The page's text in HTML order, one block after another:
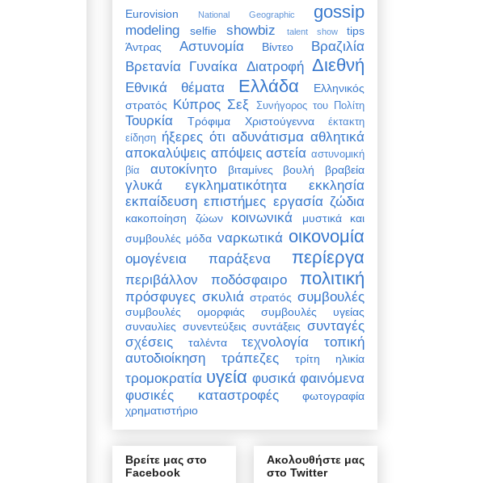
Eurovision National Geographic gossip
modeling selfie showbiz talent show
tips
Άντρας
Αστυνομία Βίντεο
Βραζιλία
Βρετανία Γυναίκα Διατροφή Διεθνή
Εθνικά θέματα Ελλάδα
Ελληνικός
στρατός Κύπρος Σεξ Συνήγορος του Πολίτη
Τουρκία Τρόφιμα Χριστούγεννα
έκτακτη
είδηση ήξερες ότι αδυνάτισμα αθλητικά
αποκαλύψεις απόψεις αστεία αστυνομική
βία
αυτοκίνητο βιταμίνες βουλή βραβεία
γλυκά εγκληματικότητα
εκκλησία
εκπαίδευση επιστήμες εργασία ζώδια
κακοποίηση ζώων κοινωνικά
μυστικά και
συμβουλές μόδα ναρκωτικά οικονομία
ομογένεια παράξενα περίεργα
περιβάλλον ποδόσφαιρο πολιτική
πρόσφυγες σκυλιά στρατός συμβουλές
συμβουλές ομορφιάς
συμβουλές υγείας
συναυλίες συνεντεύξεις συντάξεις συνταγές
σχέσεις
ταλέντα τεχνολογία
τοπική
αυτοδιοίκηση
τράπεζες τρίτη ηλικία
τρομοκρατία υγεία φυσικά φαινόμενα
φυσικές καταστροφές
φωτογραφία
χρηματιστήριο
Βρείτε μας στο
Facebook
Ακολουθήστε μας
στο Twitter